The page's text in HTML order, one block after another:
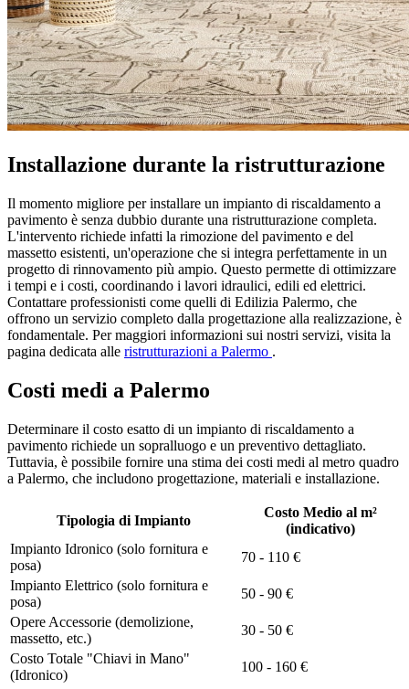
Installazione durante la ristrutturazione
Il momento migliore per installare un impianto di riscaldamento a
pavimento è senza dubbio durante una ristrutturazione completa.
L'intervento richiede infatti la rimozione del pavimento e del
massetto esistenti, un'operazione che si integra perfettamente in un
progetto di rinnovamento più ampio. Questo permette di ottimizzare
i tempi e i costi, coordinando i lavori idraulici, edili ed elettrici.
Contattare professionisti come quelli di Edilizia Palermo, che
offrono un servizio completo dalla progettazione alla realizzazione, è
fondamentale. Per maggiori informazioni sui nostri servizi, visita la
pagina dedicata alle ristrutturazioni a Palermo .
Costi medi a Palermo
Determinare il costo esatto di un impianto di riscaldamento a
pavimento richiede un sopralluogo e un preventivo dettagliato.
Tuttavia, è possibile fornire una stima dei costi medi al metro quadro
a Palermo, che includono progettazione, materiali e installazione.
Tipologia di Impianto
Costo Medio al m²
(indicativo)
Impianto Idronico (solo fornitura e
posa)
70 - 110 €
Impianto Elettrico (solo fornitura e
posa)
50 - 90 €
Opere Accessorie (demolizione,
massetto, etc.)
30 - 50 €
Costo Totale "Chiavi in Mano"
(Idronico)
100 - 160 €